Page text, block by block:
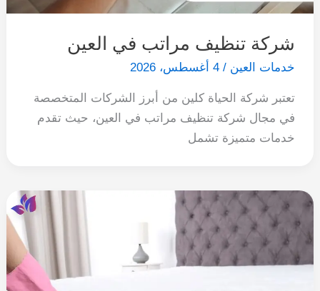
شركة تنظيف مراتب في العين
خدمات العين/4 أغسطس، 2026
تعتبر شركة الحياة كلين من أبرز الشركات المتخصصة
في مجال شركة تنظيف مراتب في العين، حيث تقدم
خدمات متميزة تشمل